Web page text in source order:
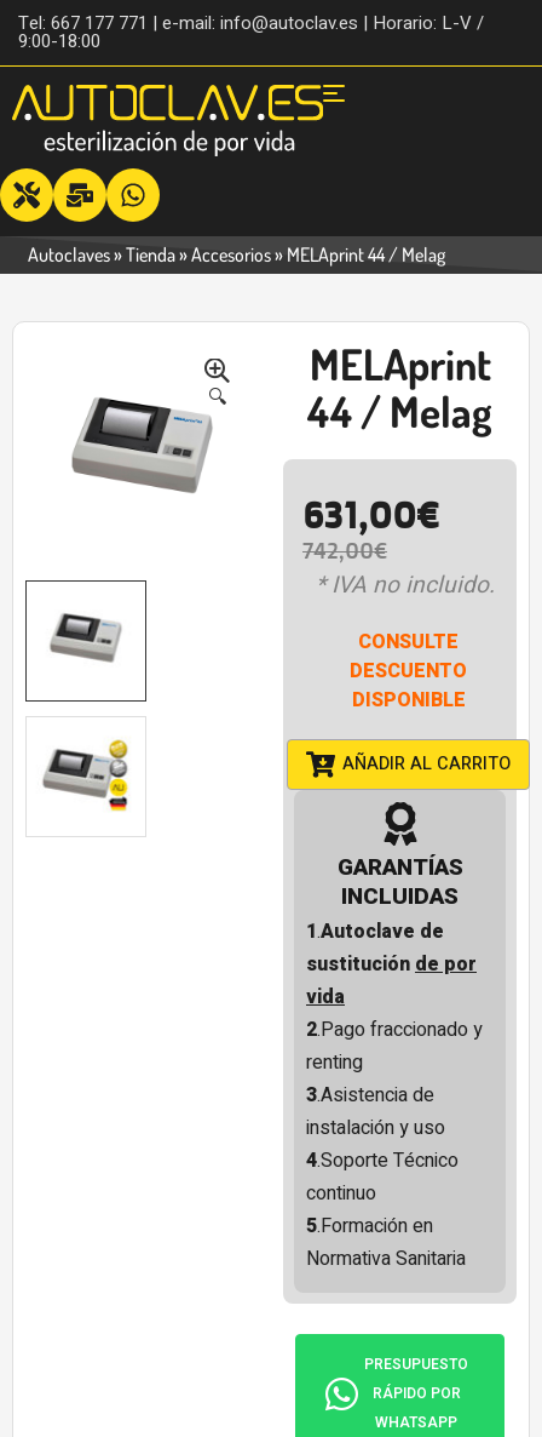
Tel: 667 177 771 | e-mail: info@autoclav.es | Horario: L-V /
9:00-18:00
Autoclaves»Tienda»Accesorios» MELAprint 44 / Melag
🔍
MELAprint
44 / Melag
742,00€
631,00€
* IVA no incluido.
CONSULTE
DESCUENTO
DISPONIBLE
AÑADIR AL CARRITO
GARANTÍAS
INCLUIDAS
1.Autoclave de
sustituciónde por
vida
2.Pago fraccionado y
renting
3.Asistencia de
instalación y uso
4.Soporte Técnico
continuo
5.Formación en
Normativa Sanitaria
PRESUPUESTO
RÁPIDO POR
WHATSAPP